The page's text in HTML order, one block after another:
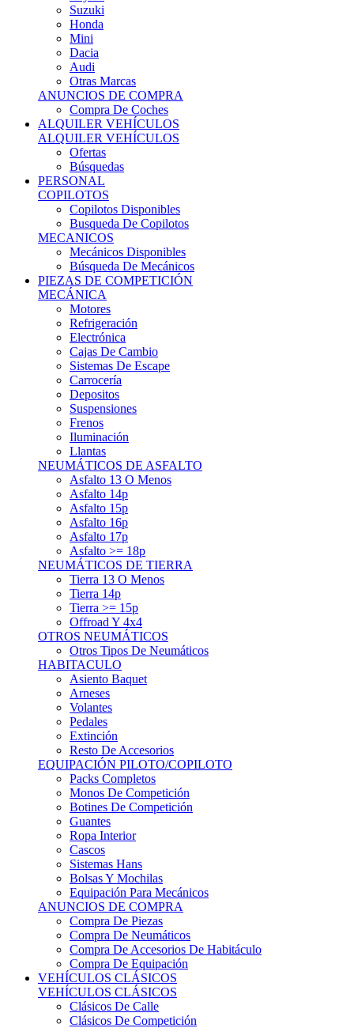
Busqueda De Copilotos
MECANICOS
Mecánicos Disponibles
Búsqueda De Mecánicos
PIEZAS DE COMPETICIÓN
MECÁNICA
Motores
Refrigeración
Electrónica
Cajas De Cambio
Sistemas De Escape
Carrocería
Depositos
Suspensiones
Frenos
Iluminación
Llantas
NEUMÁTICOS DE ASFALTO
Asfalto 13 O Menos
Asfalto 14p
Asfalto 15p
Asfalto 16p
Asfalto 17p
Asfalto >= 18p
NEUMÁTICOS DE TIERRA
Tierra 13 O Menos
Tierra 14p
Tierra >= 15p
Offroad Y 4x4
OTROS NEUMÁTICOS
Otros Tipos De Neumáticos
HABITACULO
Asiento Baquet
Arneses
Volantes
Pedales
Extinción
Resto De Accesorios
EQUIPACIÓN PILOTO/COPILOTO
Packs Completos
Monos De Competición
Botines De Competición
Guantes
Ropa Interior
Cascos
Sistemas Hans
Bolsas Y Mochilas
Equipación Para Mecánicos
ANUNCIOS DE COMPRA
Compra De Piezas
Compra De Neumáticos
Compra De Accesorios De Habitáculo
Compra De Equipación
VEHÍCULOS CLÁSICOS
VEHÍCULOS CLÁSICOS
Clásicos De Calle
Clásicos De Competición
Motores
Cajas De Cambio
Carrocería
Suspensiones
Habitáculo
Llantas
Neumáticos
ANUNCIOS DE COMPRA
Compra De Competición
Compra De Calle
Compra De Piezas
KARTING
KARTING
Karts Completos Alevín
Karts Completos Cadete